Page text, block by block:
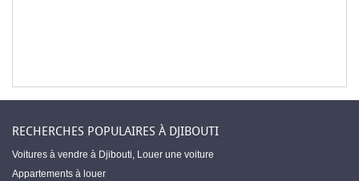
RECHERCHES POPULAIRES À DJIBOUTI
Voitures à vendre à Djibouti, Louer une voiture
Appartements à louer